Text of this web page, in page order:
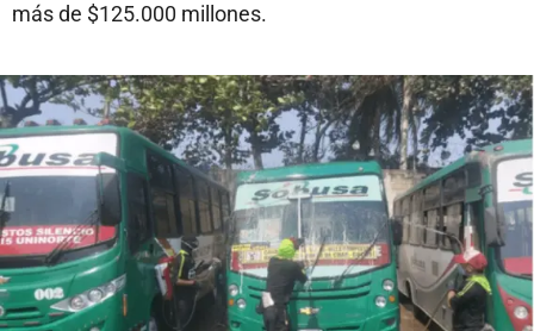
más de $125.000 millones.